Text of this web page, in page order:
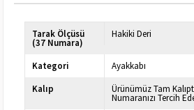
Tarak Ölçüsü
(37 Numara)
Hakiki Deri
Kategori
Ayakkabı
Kalıp
Ürünümüz Tam
Numaranızı Tercih